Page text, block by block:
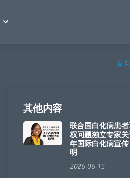
首页
其他内容
联合国白化病患者
权问题独立专家关
年国际白化病宣
明
2026-06-13